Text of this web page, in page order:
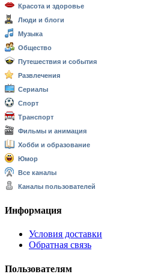
Красота и здоровье
Люди и блоги
Музыка
Общество
Путешествия и события
Развлечения
Сериалы
Спорт
Транспорт
Фильмы и анимация
Хобби и образование
Юмор
Все каналы
Каналы пользователей
Информация
Условия доставки
Обратная связь
Пользователям